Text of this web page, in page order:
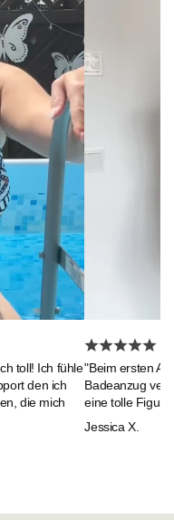
toll! Ich fühle
den ich
die mich
"Beim ersten
Badeanzug
eine tolle Figur."
Jessica X.